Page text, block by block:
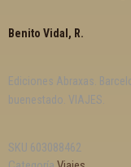
Benito Vidal, R.
Ediciones Abraxas.
buenestado. VIAJES.
SKU 603088462